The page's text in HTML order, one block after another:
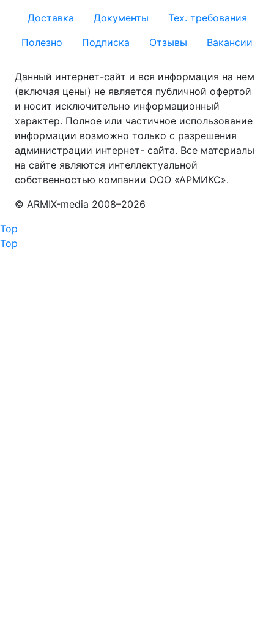
Доставка
Документы
Тех. требования
Полезно
Подписка Отзывы Вакансии
Данный интернет-сайт и вся информация на нем
(включая цены) не является публичной офертой
и носит исключительно информационный
характер. Полное или частичное использование
информации возможно только с разрешения
администрации интернет- сайта. Все материалы
на сайте являются интеллектуальной
собственностью компании ООО «АРМИКС».
© АRМIХ-media 2008–2026
Top
Top